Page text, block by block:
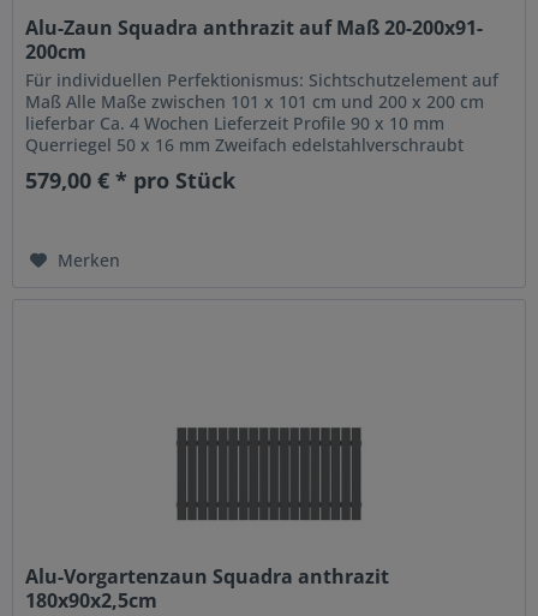
Alu-Zaun Squadra anthrazit auf Maß 20-200x91-
200cm
Für individuellen Perfektionismus: Sichtschutzelement auf
Maß Alle Maße zwischen 101 x 101 cm und 200 x 200 cm
lieferbar Ca. 4 Wochen Lieferzeit Profile 90 x 10 mm
Querriegel 50 x 16 mm Zweifach edelstahlverschraubt
Pulverbeschichtete...
579,00 € * pro Stück
Merken
Alu-Vorgartenzaun Squadra anthrazit
180x90x2,5cm